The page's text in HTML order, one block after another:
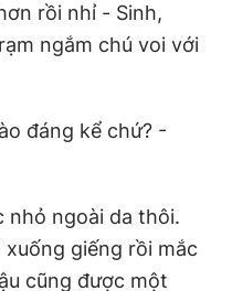
rồi nhỉ - Sinh,
ngắm chú voi với
đáng kể chứ? -
nhỏ ngoài da thôi.
giếng rồi mắc
cũng được một